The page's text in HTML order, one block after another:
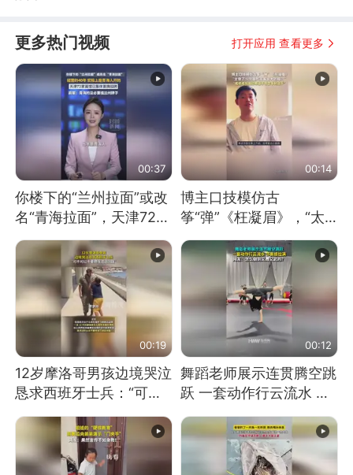
更多热门视频 打开应用 查看更多
00:37
你楼下的“兰州拉面”或改
名“青海拉面”，天津72家
面馆已集体更换招牌
00:14
博主口技模仿古
筝“弹”《枉凝眉》，“太
像了～你是吃古筝长大的
吗？”“或将成为首位考级
不带古筝的选手。”（来
源：新华每日电讯）
00:19
12岁摩洛哥男孩边境哭泣
恳求西班牙士兵：“可不
可以不要把我遣返回国”
00:12
舞蹈老师展示连贯腾空跳
跃 一套动作行云流水 节
奏感拉满 网友：怎么做
到又舞又武的？